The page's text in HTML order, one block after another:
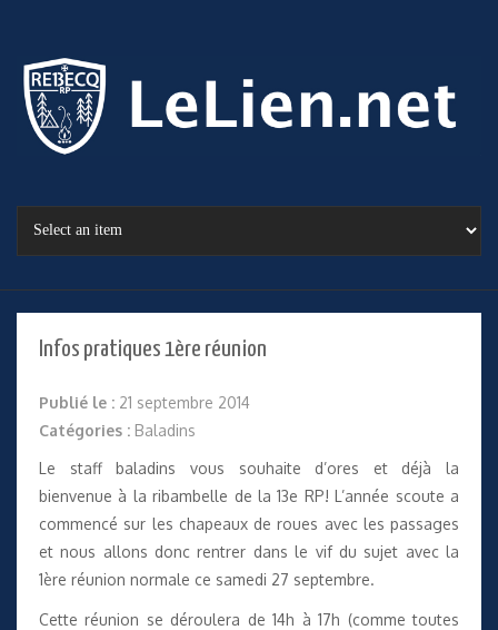
Infos pratiques 1ère réunion
Publié le : 21 septembre 2014
Catégories : Baladins
Le staff baladins vous souhaite d’ores et déjà la
bienvenue à la ribambelle de la 13e RP! L’année scoute a
commencé sur les chapeaux de roues avec les passages
et nous allons donc rentrer dans le vif du sujet avec la
1ère réunion normale ce samedi 27 septembre.
Cette réunion se déroulera de 14h à 17h (comme toutes